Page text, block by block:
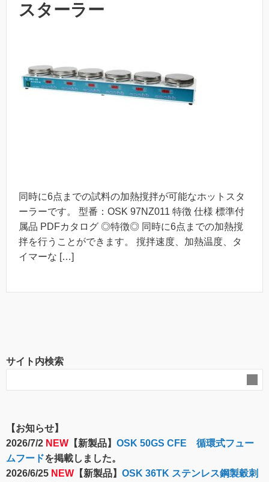
スターラー
同時に6点までの試料の加熱撹拌が可能なホットスタ
ーラーです。 型番：OSK 97NZ011 特徴 仕様 標準付
属品 PDFカタログ ◎特徴◎ 同時に6点までの加熱撹
拌を行うことができます。 撹拌速度、加熱温度、タ
イマーな […]
サイト内検索
【お知らせ】
2026/7/2 NEW 【新製品】 OSK 50GS CFE 循環式フュー
ムフードを掲載しました。
2026/6/25 NEW 【新製品】 OSK 36TK ステンレス鋼製穀刺